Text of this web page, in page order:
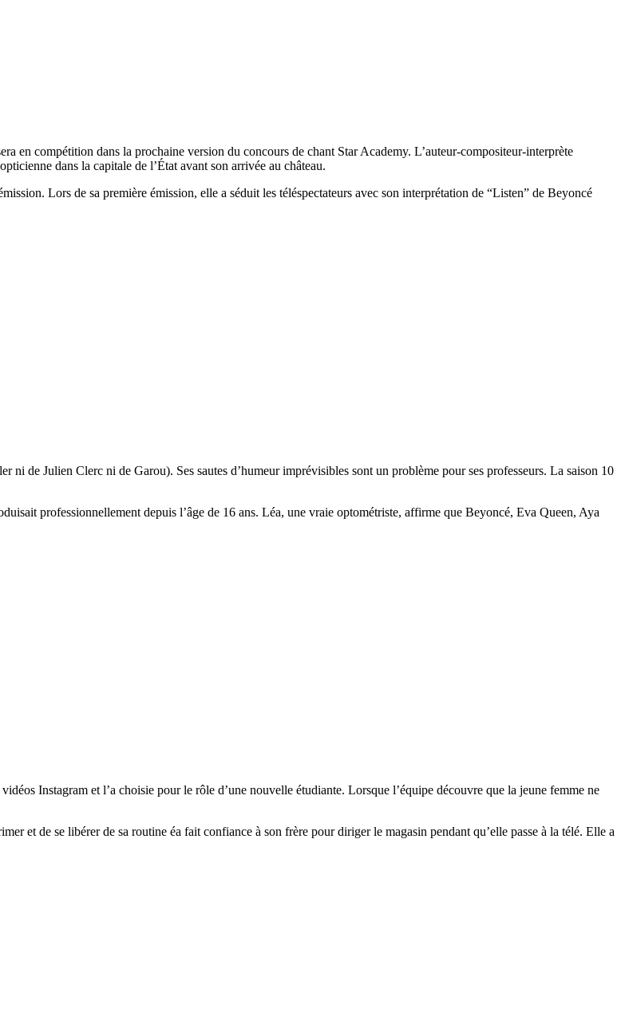
en compétition dans la prochaine version du concours de chant Star Academy. L’auteur-compositeur-interprète
dans la capitale de l’État avant son arrivée au château.
Lors de sa première émission, elle a séduit les téléspectateurs avec son interprétation de “Listen” de Beyoncé
ni de Julien Clerc ni de Garou). Ses sautes d’humeur imprévisibles sont un problème pour ses professeurs. La saison 10
professionnellement depuis l’âge de 16 ans. Léa, une vraie optométriste, affirme que Beyoncé, Eva Queen, Aya
Instagram et l’a choisie pour le rôle d’une nouvelle étudiante. Lorsque l’équipe découvre que la jeune femme ne
et de se libérer de sa routine éa fait confiance à son frère pour diriger le magasin pendant qu’elle passe à la télé. Elle a